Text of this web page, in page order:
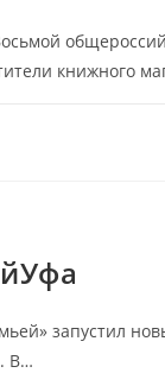
книжного
запустил
В…